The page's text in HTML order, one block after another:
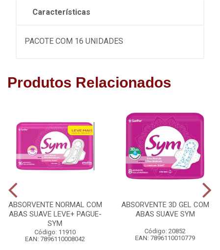
Características
PACOTE COM 16 UNIDADES
Produtos Relacionados
ABSORVENTE NORMAL COM
ABAS SUAVE LEVE+ PAGUE-
SYM
Código: 11910
EAN: 7896110008042
ABSORVENTE 3D GEL COM
ABAS SUAVE SYM
Código: 20852
EAN: 7896110010779